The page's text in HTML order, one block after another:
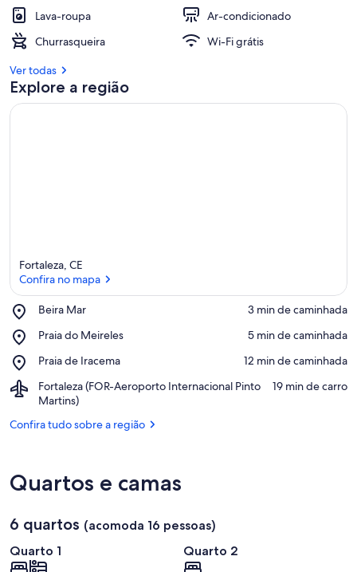
Lava-roupa
Ar-condicionado
Churrasqueira
Wi-Fi grátis
Ver todas
Explore a região
Fortaleza, CE
Confira no mapa
Beira Mar
Place,
Mar
‪3 min de caminhada‬
Praia do Meireles
Place,
do
‪5 min de caminhada‬
Praia de Iracema
Place,
de
Iracema
‪12 min de caminhada‬
Fortaleza (FOR-Aeroporto Internacional Pinto
Martins)
Airport,
Fortaleza
Aeroporto
‪19 min de carro‬
Confira tudo sobre a região
Quartos e camas
6 quartos (acomoda 16 pessoas)
Quarto 1
Quarto 2